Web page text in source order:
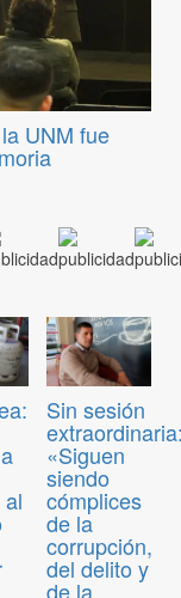
UNM fue
Sin sesión
«Siguen
siendo
cómplices
de la
corrupción,
del delito y
de la